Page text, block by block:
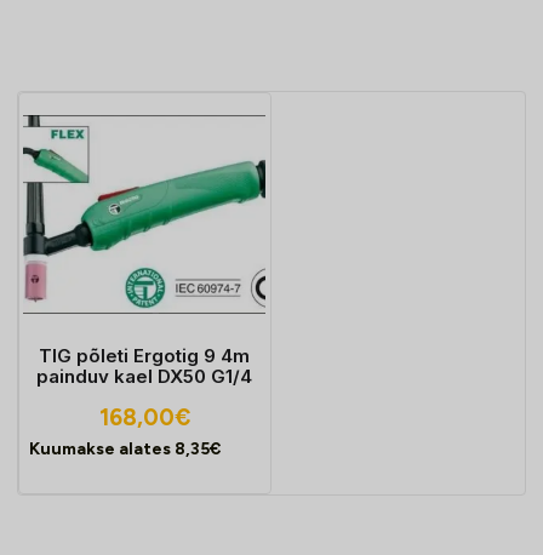
TIG põleti Ergotig 9 4m
painduv kael DX50 G1/4
168,00€
Kuumakse alates 8,35€